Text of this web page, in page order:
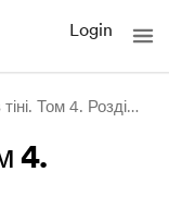
Login
Сходження в тіні. Том 4. Розділ 2-1
4.